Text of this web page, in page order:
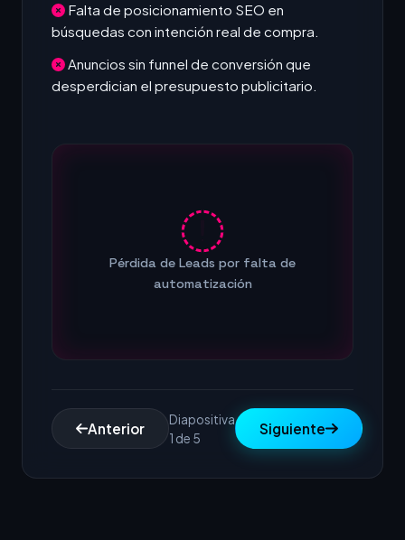
Falta de posicionamiento SEO en
búsquedas con intención real de compra.
Anuncios sin funnel de conversión que
desperdician el presupuesto publicitario.
Pérdida de Leads por falta de
automatización
Anterior
Diapositiva
1 de 5
Siguiente